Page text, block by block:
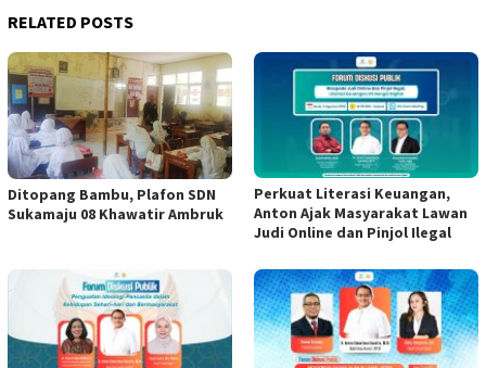
RELATED POSTS
Ditopang Bambu, Plafon SDN
Sukamaju 08 Khawatir Ambruk
Perkuat Literasi Keuangan,
Anton Ajak Masyarakat Lawan
Judi Online dan Pinjol Ilegal